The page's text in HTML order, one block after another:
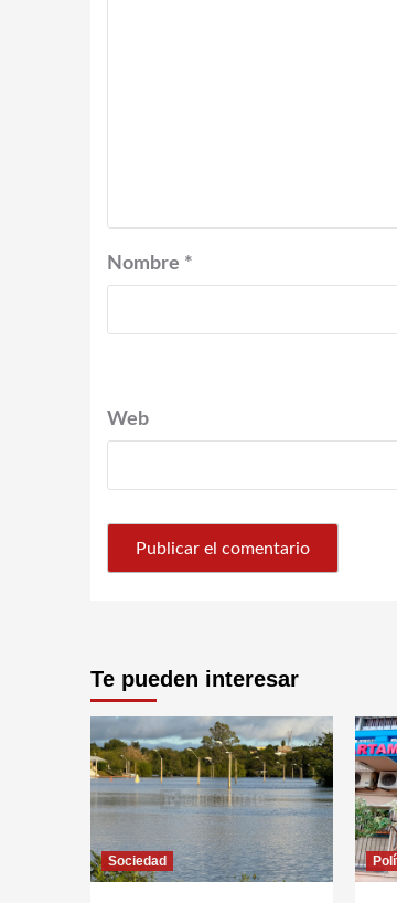
Nombre *
Web
Te pueden interesar
Sociedad